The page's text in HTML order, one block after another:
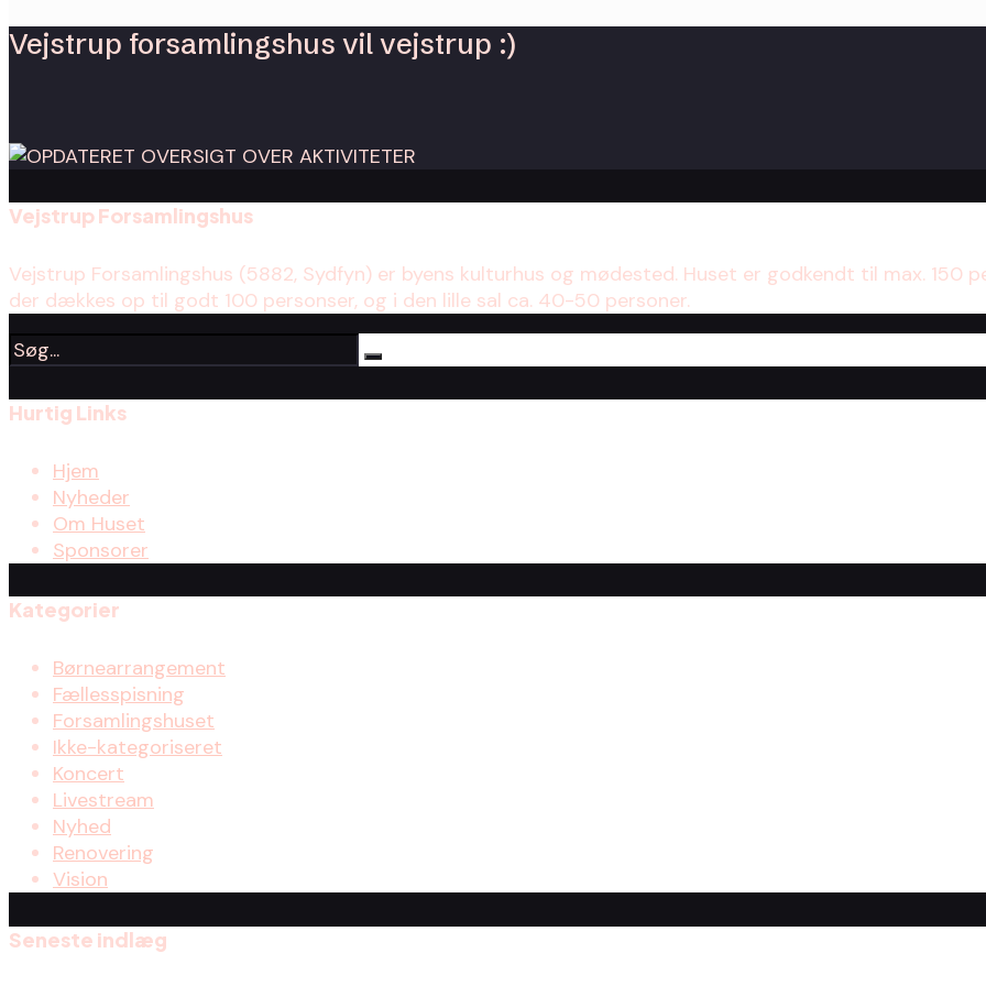
Vejstrup forsamlingshus vil vejstrup :)
Vejstrup Forsamlingshus
Vejstrup Forsamlingshus (5882, Sydfyn) er byens kulturhus og mødested. Huset er godkendt til max. 150
der dækkes op til godt 100 personser, og i den lille sal ca. 40-50 personer.
Hurtig Links
Hjem
Nyheder
Om Huset
Sponsorer
Kategorier
Børnearrangement
Fællesspisning
Forsamlingshuset
Ikke-kategoriseret
Koncert
Livestream
Nyhed
Renovering
Vision
Seneste indlæg